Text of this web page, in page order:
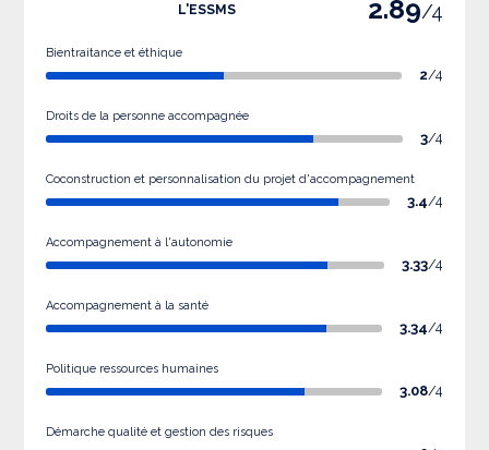
L'ESSMS 2.89/4
Bientraitance et éthique
2/4
Droits de la personne accompagnée
3/4
Coconstruction et personnalisation du projet d'accompagnement
3.4/4
Accompagnement à l'autonomie
3.33/4
Accompagnement à la santé
3.34/4
Politique ressources humaines
3.08/4
Démarche qualité et gestion des risques